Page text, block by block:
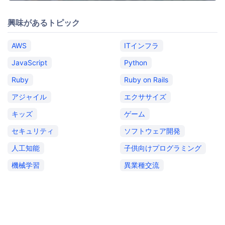
興味があるトピック
AWS
ITインフラ
JavaScript
Python
Ruby
Ruby on Rails
アジャイル
エクササイズ
キッズ
ゲーム
セキュリティ
ソフトウェア開発
人工知能
子供向けプログラミング
機械学習
異業種交流